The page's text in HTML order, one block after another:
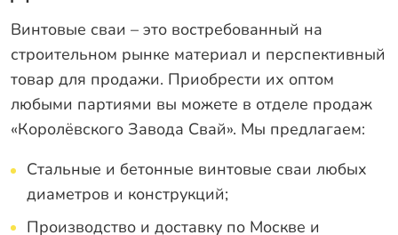
Винтовые сваи – это востребованный на
строительном рынке материал и перспективный
товар для продажи. Приобрести их оптом
любыми партиями вы можете в отделе продаж
«Королёвского Завода Свай». Мы предлагаем:
Стальные и бетонные винтовые сваи любых
диаметров и конструкций;
Производство и доставку по Москве и